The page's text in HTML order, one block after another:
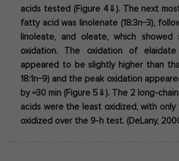
acids tested (Figure 4⇓). The next
fatty acid was linolenate (18:3n−3),
linoleate, and oleate, which showed
oxidation. The oxidation of elaidate
appeared to be slightly higher than
18:1n−9) and the peak oxidation
by ≈30 min (Figure 5⇓). The 2 long-
acids were the least oxidized, with only
oxidized over the 9-h test. (DeLany,